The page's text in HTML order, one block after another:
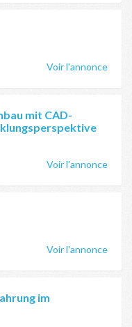
Voir l'annonce
mit CAD-
Voir l'annonce
Voir l'annonce
im